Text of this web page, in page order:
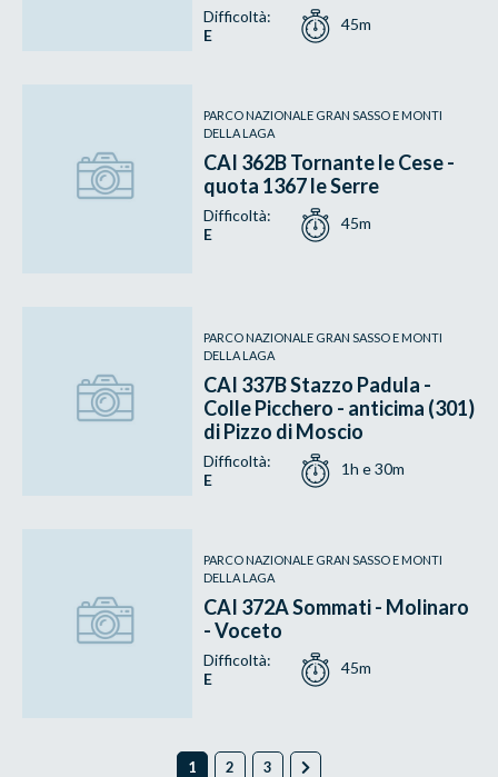
Difficoltà:
E
45m
PARCO NAZIONALE GRAN SASSO E MONTI
DELLA LAGA
CAI 362B Tornante le Cese -
quota 1367 le Serre
Difficoltà:
E
45m
PARCO NAZIONALE GRAN SASSO E MONTI
DELLA LAGA
CAI 337B Stazzo Padula -
Colle Picchero - anticima (301)
di Pizzo di Moscio
Difficoltà:
E
1h e 30m
PARCO NAZIONALE GRAN SASSO E MONTI
DELLA LAGA
CAI 372A Sommati - Molinaro
- Voceto
Difficoltà:
E
45m
1 2 3